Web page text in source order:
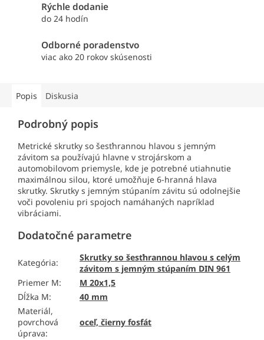
Rýchle dodanie
do 24 hodín
Odborné poradenstvo
viac ako 20 rokov skúsenosti
Popis Diskusia
Podrobný popis
Metrické skrutky so šesťhrannou hlavou s jemným
závitom sa používajú hlavne v strojárskom a
automobilovom priemysle, kde je potrebné utiahnutie
maximálnou silou, ktoré umožňuje 6-hranná hlava
skrutky. Skrutky s jemným stúpaním závitu sú odolnejšie
voči povoleniu pri spojoch namáhaných napríklad
vibráciami.
Dodatočné parametre
Kategória:
Skrutky so šesťhrannou hlavou s celým
závitom s jemným stúpaním DIN 961
Priemer M:
M 20x1,5
Dĺžka M:
40 mm
Materiál,
povrchová
úprava:
oceľ, čierny fosfát